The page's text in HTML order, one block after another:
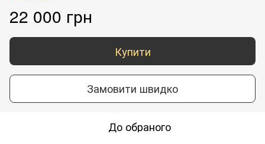
22 000 грн
Купити
Замовити швидко
До обраного